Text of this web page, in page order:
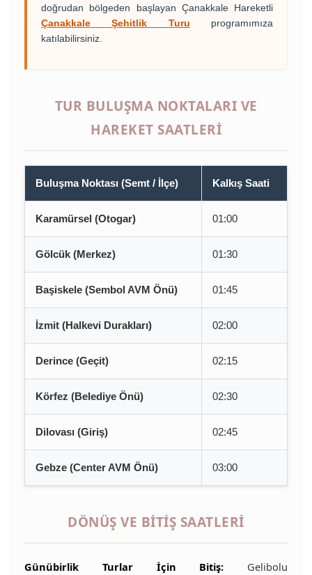
doğrudan bölgeden başlayan Çanakkale Hareketli
Çanakkale Şehitlik Turu programımıza
katılabilirsiniz.
TUR BULUŞMA NOKTALARI VE
HAREKET SAATLERI
Buluşma Noktası (Semt / İlçe) Kalkış Saati
Karamürsel (Otogar) 01:00
Gölcük (Merkez) 01:30
Başiskele (Sembol AVM Önü) 01:45
İzmit (Halkevi Durakları) 02:00
Derince (Geçit) 02:15
Körfez (Belediye Önü) 02:30
Dilovası (Giriş) 02:45
Gebze (Center AVM Önü) 03:00
DÖNÜŞ VE BITIŞ SAATLERI
Günübirlik Turlar İçin Bitiş: Gelibolu